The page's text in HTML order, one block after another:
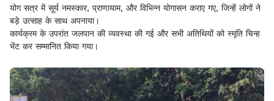
योग सत्र में सूर्य नमस्कार, प्राणायाम, और विभिन्न योगासन कराए गए, जिन्हें लोगों ने
बड़े उत्साह के साथ अपनाया।
कार्यक्रम के उपरांत जलपान की व्यवस्था की गई और सभी अतिथियों को स्मृति चिन्ह
भेंट कर सम्मानित किया गया।